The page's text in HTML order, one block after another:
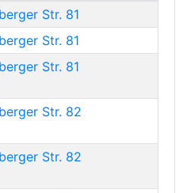
Str. 81
Str. 81
Str. 81
Str. 82
Str. 82